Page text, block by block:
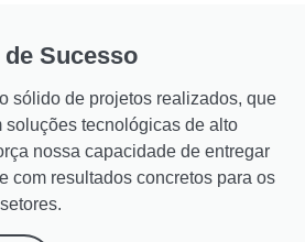
Sucesso
sólido de projetos realizados, que
tecnológicas de alto
nossa capacidade de entregar
com resultados concretos para os